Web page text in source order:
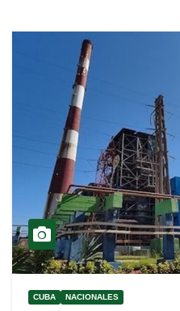
CUBA NACIONALES